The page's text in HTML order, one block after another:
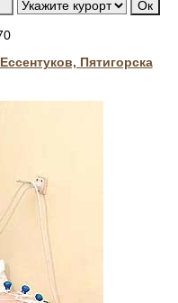
Пятигорска